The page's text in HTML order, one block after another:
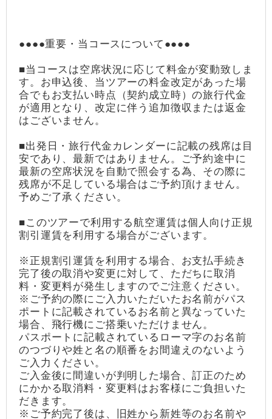
●●●●重要・当コースについて●●●●
■当コースは空席状況に応じて料金が変動致しま
す。お申込後、当ツアーの料金改定があった場
合でもお支払い時点（契約成立時）の旅行代金
が適用となり、改定に伴う追加徴収または返金
はございません。
■出発日・旅行代金カレンダーに記載の残席は目
安であり、最新ではありません。ご予約途中に
最新の空席状況を自動で照会する為、その際に
残席が不足している場合はご予約頂けません。
予めご了承ください。
■このツアーで利用する航空運賃は個人向け正規
割引運賃を利用する場合がございます。
※正規割引運賃を利用する場合、お支払手続き
完了後の取消や変更に対して、ただちに取消
料・変更料が発生しますのでご注意ください。
※ご予約の際にご入力いただいたお名前がパス
ポートに記載されているお名前と異なっていた
場合、飛行機にご搭乗いただけません。
パスポートに記載されているローマ字のお名前
のつづりや姓と名の順番をお間違えのないよう
ご入力ください。
ご入金後に間違いが判明した場合、訂正のため
にかかる取消料・変更料はお客様にご負担いた
だきます。
※ご予約完了後は、旧姓から新姓等のお名前や